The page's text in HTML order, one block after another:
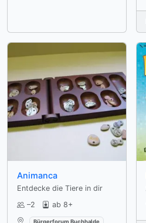
Animanca
Entdecke die Tiere in dir
–2
ab 8+
Verfügbar an:
Bürgerforum Buchhalde